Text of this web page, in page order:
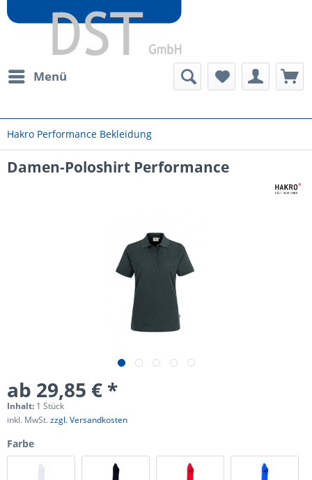
Menü
Hakro Performance Bekleidung
Damen-Poloshirt Performance
ab 29,85 € *
Inhalt: 1 Stück
inkl. MwSt.zzgl. Versandkosten
Farbe